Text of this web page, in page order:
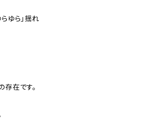
ゆら」揺れ
在です。